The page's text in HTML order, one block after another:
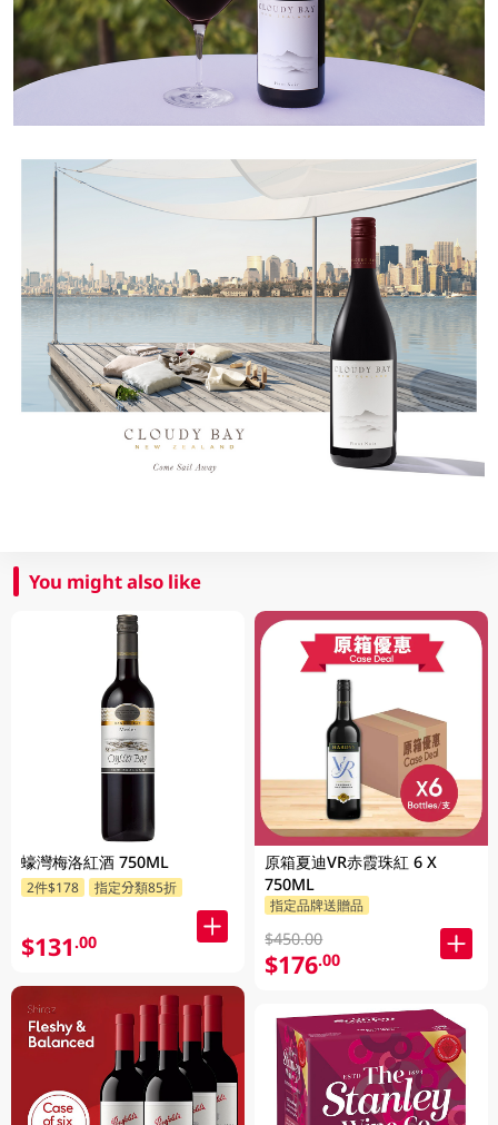
You might also like
蠔灣梅洛紅酒 750ML
2件$178 指定分類85折
$131.00
原箱夏迪VR赤霞珠紅 6 X
750ML
指定品牌送贈品
$450.00
$176.00